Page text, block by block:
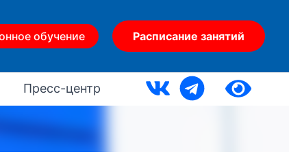
обучение Расписание занятий
Пресс-центр